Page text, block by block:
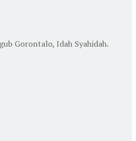
Gorontalo, Idah Syahidah.